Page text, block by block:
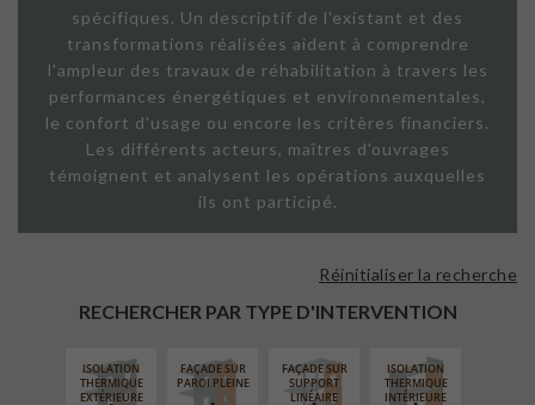
spécifiques. Un descriptif de l'existant et des
transformations réalisées aident à comprendre
l'ampleur des travaux de réhabilitation à travers les
performances énergétiques et environnementales,
le confort d'usage ou encore les critères financiers.
Les différents acteurs, maîtres d'ouvrages
témoignent et analysent les opérations auxquelles
ils ont participé.
RECHERCHER PAR TYPE D'INTERVENTION
Réinitialiser la recherche
ISOLATION
THERMIQUE
EXTÉRIEURE
FAÇADE SUR
PAROI PLEINE
FAÇADE SUR
SUPPORT
LINÉAIRE
ISOLATION
THERMIQUE
INTÉRIEURE
RÉAMÉNAGEMENT
INTÉRIEUR
FERMETURE
LOGGIAS
SURÉLÉVATION
EXTENSION